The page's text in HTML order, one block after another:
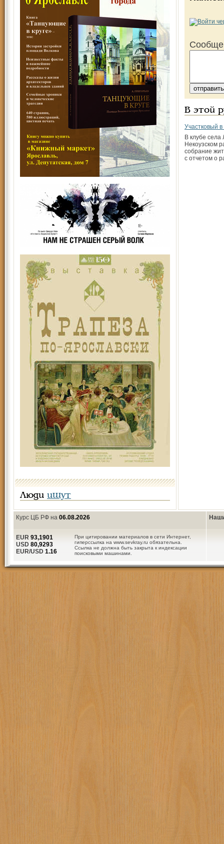
Люди ищут
В этой
Участковый
В клубе села
Некоузском
собрание
с отчетом о
Курс ЦБ РФ на 06.08.2026
При цитировании материалов в сети Интернет,
гиперссылка на www.sevkray.ru обязательна.
Ссылка не должна быть закрыта к индексации
поисковыми машинами.
EUR 93,1901
USD 80,9293
EUR/USD 1.16